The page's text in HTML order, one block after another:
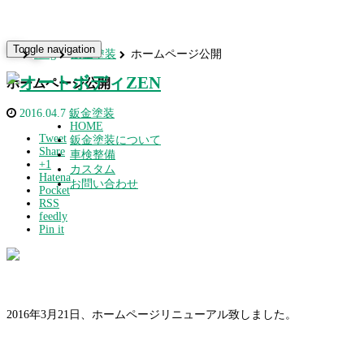
Toggle navigation
HOME
鈑金塗装について
車検整備
カスタム
お問い合わせ
BlogBlog 鈑金塗装 ホームページ公開
ホームページ公開
2016.04.7 鈑金塗装
Tweet
Share
+1
Hatena
Pocket
RSS
feedly
Pin it
2016年3月21日、ホームページリニューアル致しました。